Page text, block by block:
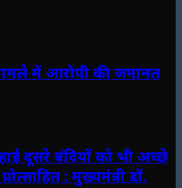
में आरोपी की जमानत
दूसरे बंदियों को भी अच्छे
: मुख्यमंत्री डॉ.